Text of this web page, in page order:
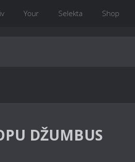
Your Selekta Shop
DŽUMBUS